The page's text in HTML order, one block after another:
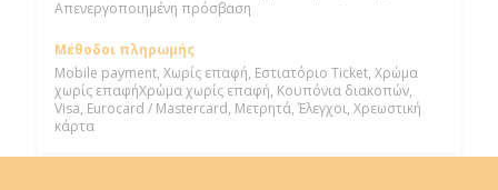
Απενεργοποιημένη πρόσβαση
Μέθοδοι πληρωμής
Mobile payment, Χωρίς επαφή, Εστιατόριο Ticket, Χρώμα
χωρίς επαφήΧρώμα χωρίς επαφή, Κουπόνια διακοπών,
Visa, Eurocard / Mastercard, Μετρητά, Έλεγχοι, Χρεωστική
κάρτα